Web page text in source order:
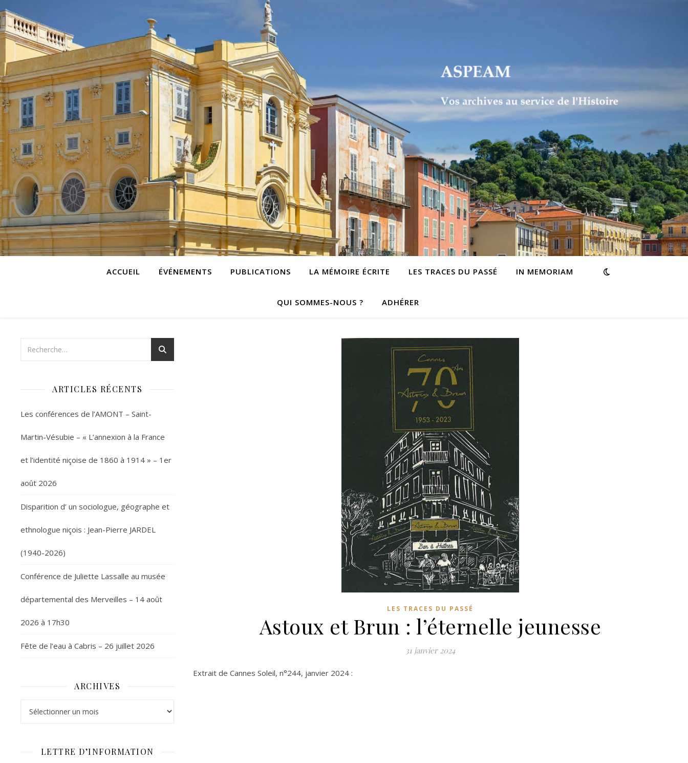
ACCUEIL ÉVÉNEMENTS PUBLICATIONS LA MÉMOIRE ÉCRITE LES TRACES DU PASSÉ IN MEMORIAM
QUI SOMMES-NOUS ? ADHÉRER
ARTICLES RÉCENTS
Les conférences de l’AMONT – Saint-
Martin-Vésubie – « L’annexion à la France
et l’identité niçoise de 1860 à 1914 » – 1er
août 2026
Disparition d’ un sociologue, géographe et
ethnologue niçois : Jean-Pierre JARDEL
(1940-2026)
Conférence de Juliette Lassalle au musée
départemental des Merveilles – 14 août
2026 à 17h30
Fête de l’eau à Cabris – 26 juillet 2026
ARCHIVES
LETTRE D’INFORMATION
LES TRACES DU PASSÉ
Astoux et Brun : l’éternelle jeunesse
31 janvier 2024
Extrait de Cannes Soleil, n°244, janvier 2024 :